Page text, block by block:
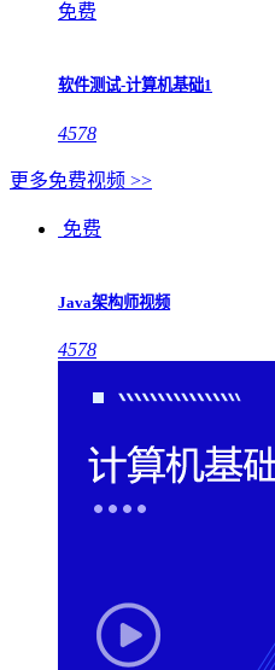
免费
软件测试-计算机基础1
4578
更多免费视频 >>
免费
Java架构师视频
4578